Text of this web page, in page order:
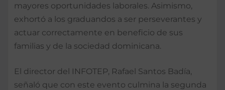
mayores oportunidades laborales. Asimismo,
exhortó a los graduandos a ser perseverantes y
actuar correctamente en beneficio de sus
familias y de la sociedad dominicana.
El director del INFOTEP, Rafael Santos Badía,
señaló que con este evento culmina la segunda